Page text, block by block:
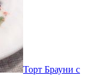
Торт Брауни с